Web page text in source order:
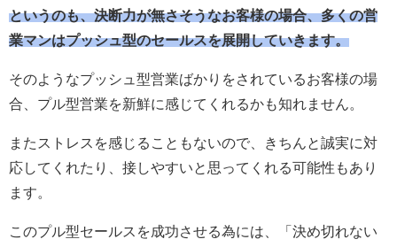
というのも、決断力が無さそうなお客様の場合、多くの営
業マンはプッシュ型のセールスを展開していきます。
そのようなプッシュ型営業ばかりをされているお客様の場
合、プル型営業を新鮮に感じてくれるかも知れません。
またストレスを感じることもないので、きちんと誠実に対
応してくれたり、接しやすいと思ってくれる可能性もあり
ます。
このプル型セールスを成功させる為には、「決め切れない